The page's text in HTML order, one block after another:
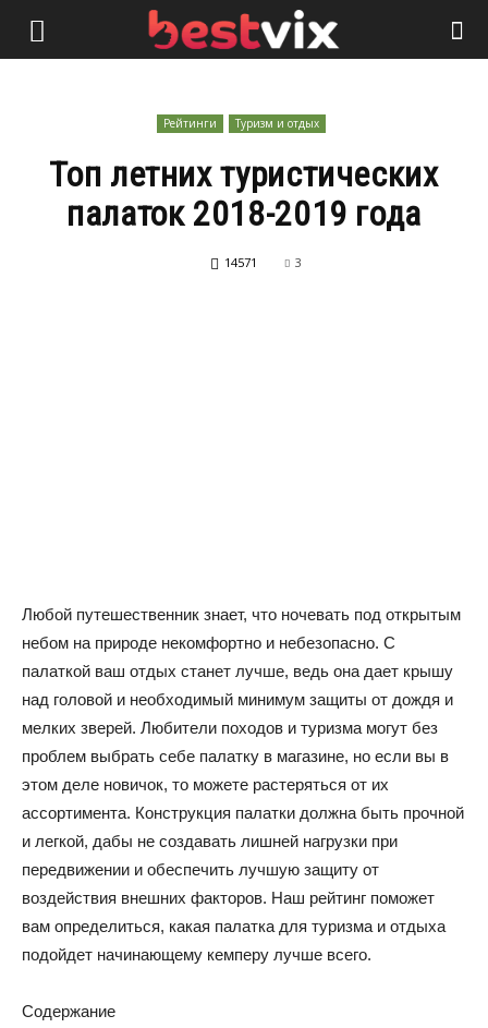
Рейтинги Туризм и отдых
Топ летних туристических
палаток 2018-2019 года
14571 3
Любой путешественник знает, что ночевать под открытым
небом на природе некомфортно и небезопасно. С
палаткой ваш отдых станет лучше, ведь она дает крышу
над головой и необходимый минимум защиты от дождя и
мелких зверей. Любители походов и туризма могут без
проблем выбрать себе палатку в магазине, но если вы в
этом деле новичок, то можете растеряться от их
ассортимента. Конструкция палатки должна быть прочной
и легкой, дабы не создавать лишней нагрузки при
передвижении и обеспечить лучшую защиту от
воздействия внешних факторов. Наш рейтинг поможет
вам определиться, какая палатка для туризма и отдыха
подойдет начинающему кемперу лучше всего.
Содержание